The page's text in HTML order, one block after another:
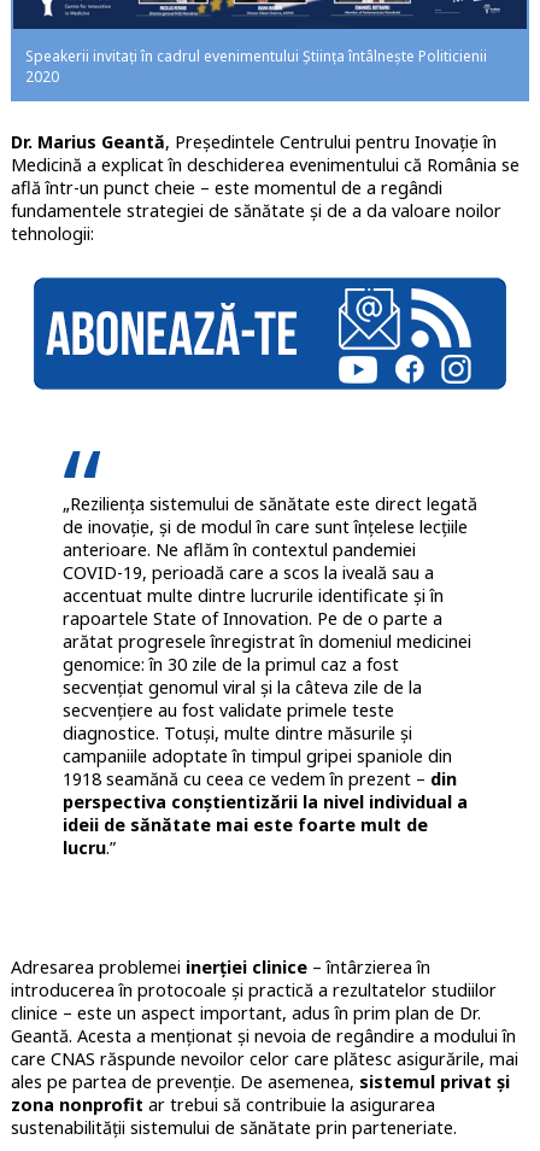
Speakerii invitați în cadrul evenimentului Știința întâlnește Politicienii
2020
Dr. Marius Geantă, Președintele Centrului pentru Inovație în
Medicină a explicat în deschiderea evenimentului că România se
află într-un punct cheie – este momentul de a regândi
fundamentele strategiei de sănătate și de a da valoare noilor
tehnologii:
„Reziliența sistemului de sănătate este direct legată
de inovație, și de modul în care sunt înțelese lecțiile
anterioare. Ne aflăm în contextul pandemiei
COVID-19, perioadă care a scos la iveală sau a
accentuat multe dintre lucrurile identificate și în
rapoartele State of Innovation. Pe de o parte a
arătat progresele înregistrat în domeniul medicinei
genomice: în 30 zile de la primul caz a fost
secvențiat genomul viral și la câteva zile de la
secvențiere au fost validate primele teste
diagnostice. Totuși, multe dintre măsurile și
campaniile adoptate în timpul gripei spaniole din
1918 seamănă cu ceea ce vedem în prezent – din
perspectiva conștientizării la nivel individual a
ideii de sănătate mai este foarte mult de
lucru.”
Adresarea problemei inerției clinice– întârzierea în
introducerea în protocoale și practică a rezultatelor studiilor
clinice – este un aspect important, adus în prim plan de Dr.
Geantă. Acesta a menționat și nevoia de regândire a modului în
care CNAS răspunde nevoilor celor care plătesc asigurările, mai
ales pe partea de prevenție. De asemenea, sistemul privat și
zona nonprofit ar trebui să contribuie la asigurarea
sustenabilității sistemului de sănătate prin parteneriate.